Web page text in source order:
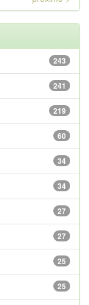
243
241
219
60
34
34
27
27
25
25